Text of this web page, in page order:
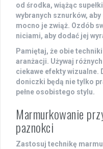
od środka, wiążąc
wybranych sznurków,
mocno je zwiąż. Ozdób
niciami, aby dodać jej
Pamiętaj, że obie
aranżacji. Używaj
ciekawe efekty wizualne.
doniczki będą nie tylko
pełne osobistego stylu.
Marmurkowanie
paznokci
Zastosuj technikę